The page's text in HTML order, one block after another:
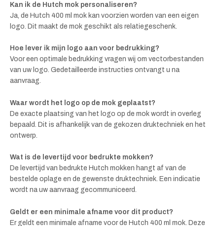
Kan ik de Hutch mok personaliseren?
Ja, de Hutch 400 ml mok kan voorzien worden van een eigen
logo. Dit maakt de mok geschikt als relatiegeschenk.
Hoe lever ik mijn logo aan voor bedrukking?
Voor een optimale bedrukking vragen wij om vectorbestanden
van uw logo. Gedetailleerde instructies ontvangt u na
aanvraag.
Waar wordt het logo op de mok geplaatst?
De exacte plaatsing van het logo op de mok wordt in overleg
bepaald. Dit is afhankelijk van de gekozen druktechniek en het
ontwerp.
Wat is de levertijd voor bedrukte mokken?
De levertijd van bedrukte Hutch mokken hangt af van de
bestelde oplage en de gewenste druktechniek. Een indicatie
wordt na uw aanvraag gecommuniceerd.
Geldt er een minimale afname voor dit product?
Er geldt een minimale afname voor de Hutch 400 ml mok. Deze